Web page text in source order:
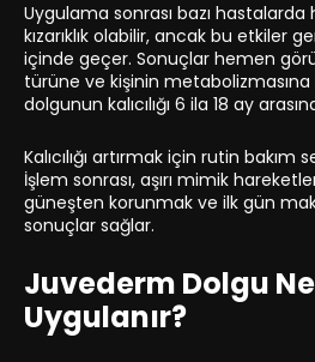
Uygulama sonrası bazı
kızarıklık olabilir, ancak bu etkiler
içinde geçer. Sonuçlar hemen
türüne ve kişinin
dolgunun kalıcılığı 6 ila 18 ay
Kalıcılığı artırmak için rutin bakım
İşlem sonrası, aşırı mimik
güneşten korunmak ve ilk gün
sonuçlar sağlar.
Juvederm Dolgu
Uygulanır?